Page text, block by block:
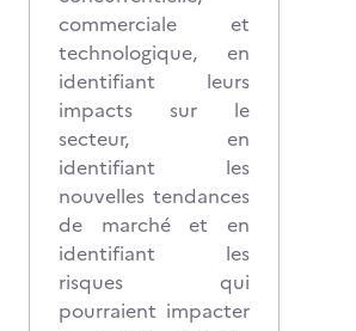
commerciale et
technologique, en
identifiant leurs
impacts sur le
secteur, en
identifiant les
nouvelles tendances
de marché et en
identifiant les
risques qui
pourraient impacter